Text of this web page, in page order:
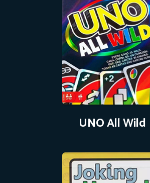
UNO All Wild